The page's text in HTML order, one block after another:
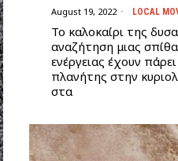
August 19, 2022 LOCAL
Το καλοκαίρι της
αναζήτηση μιας
ενέργειας έχουν
πλανήτης στην
στα